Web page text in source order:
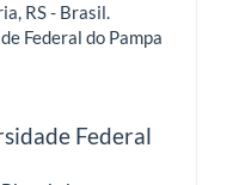
RS - Brasil.
Federal do Pampa
Federal